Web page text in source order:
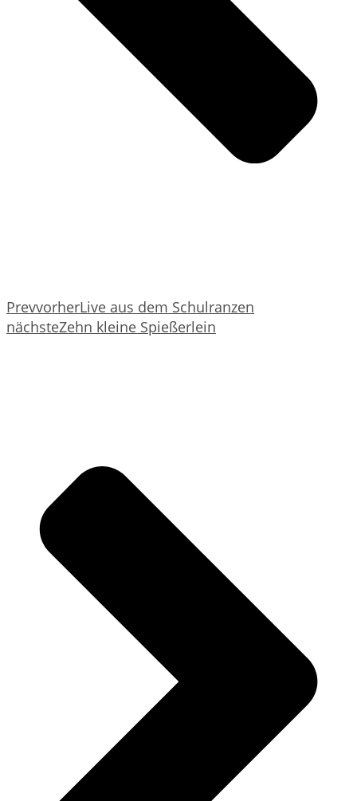
PrevvorherLive aus dem Schulranzen
nächsteZehn kleine Spießerlein